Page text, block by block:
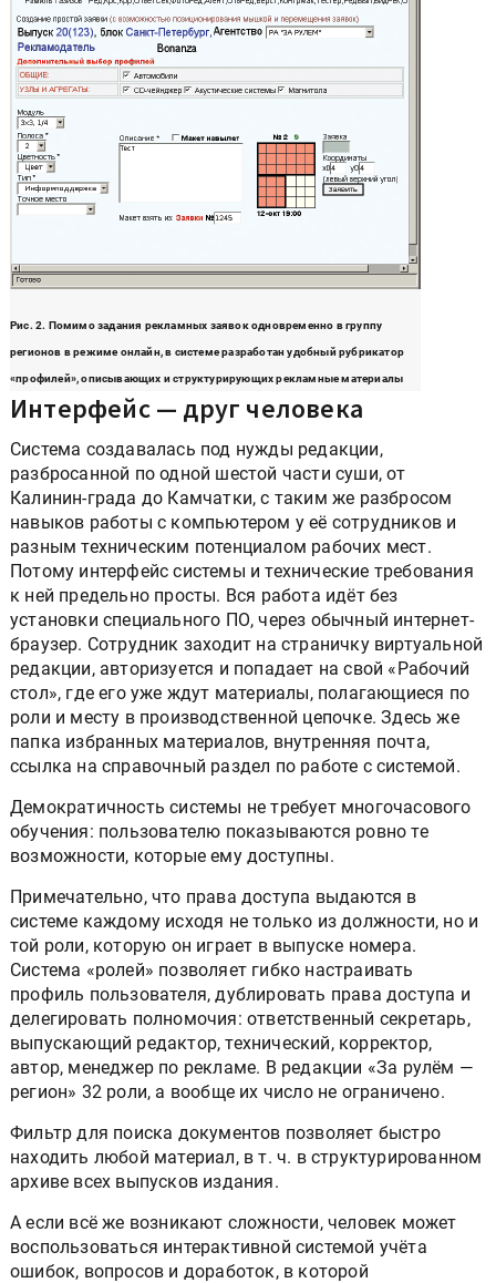
Рис. 2. Помимо задания рекламных заявок одновременно в группу
регионов в режиме онлайн, в системе разработан удобный рубрикатор
«профилей», описывающих и структурирующих рекламные материалы
Интерфейс — друг человека
Система создавалась под нужды редакции,
разбросанной по одной шестой части суши, от
Калинин-града до Камчатки, с таким же разбросом
навыков работы с компьютером у её сотрудников и
разным техническим потенциалом рабочих мест.
Потому интерфейс системы и технические требования
к ней предельно просты. Вся работа идёт без
установки специального ПО, через обычный интернет-
браузер. Сотрудник заходит на страничку виртуальной
редакции, авторизуется и попадает на свой «Рабочий
стол», где его уже ждут материалы, полагающиеся по
роли и месту в производственной цепочке. Здесь же
папка избранных материалов, внутренняя почта,
ссылка на справочный раздел по работе с системой.
Демократичность системы не требует многочасового
обучения: пользователю показываются ровно те
возможности, которые ему доступны.
Примечательно, что права доступа выдаются в
системе каждому исходя не только из должности, но и
той роли, которую он играет в выпуске номера.
Система «ролей» позволяет гибко настраивать
профиль пользователя, дублировать права доступа и
делегировать полномочия: ответственный секретарь,
выпускающий редактор, технический, корректор,
автор, менеджер по рекламе. В редакции «За рулём —
регион» 32 роли, а вообще их число не ограничено.
Фильтр для поиска документов позволяет быстро
находить любой материал, в т. ч. в структурированном
архиве всех выпусков издания.
А если всё же возникают сложности, человек может
воспользоваться интерактивной системой учёта
ошибок, вопросов и доработок, в которой